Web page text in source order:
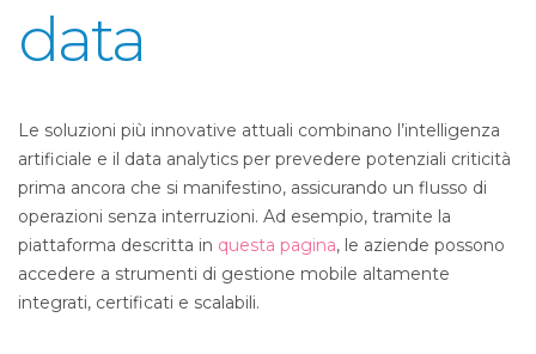
data
Le soluzioni più innovative attuali combinano l’intelligenza
artificiale e il data analytics per prevedere potenziali criticità
prima ancora che si manifestino, assicurando un flusso di
operazioni senza interruzioni. Ad esempio, tramite la
piattaforma descritta in questa pagina, le aziende possono
accedere a strumenti di gestione mobile altamente
integrati, certificati e scalabili.